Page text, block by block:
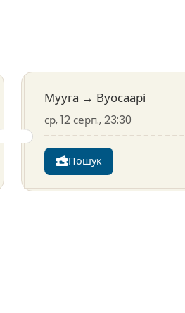
Мууга → Вуосаарі
ср, 12 серп., 23:30
Пошук